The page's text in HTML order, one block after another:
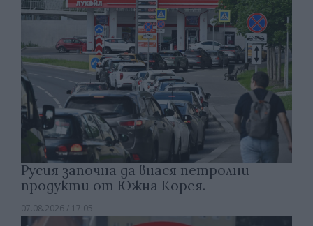
Русия започна да внася петролни
продукти от Южна Корея.
07.08.2026 / 17:05